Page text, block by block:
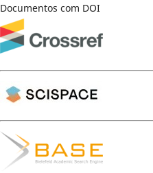
Documentos com DOI